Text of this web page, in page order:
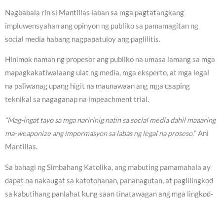
Nagbabala rin si Mantillas laban sa mga pagtatangkang
impluwensyahan ang opinyon ng publiko sa pamamagitan ng
social media habang nagpapatuloy ang paglilitis.
Hinimok naman ng propesor ang publiko na umasa lamang sa mga
mapagkakatiwalaang ulat ng media, mga eksperto, at mga legal
na paliwanag upang higit na maunawaan ang mga usaping
teknikal sa nagaganap na impeachment trial.
“Mag-ingat tayo sa mga naririnig natin sa social media dahil maaaring
ma-weaponize ang impormasyon sa labas ng legal na proseso.” Ani
Mantillas.
Sa bahagi ng Simbahang Katolika, ang mabuting pamamahala ay
dapat na nakaugat sa katotohanan, pananagutan, at paglilingkod
sa kabutihang panlahat kung saan tinatawagan ang mga lingkod-